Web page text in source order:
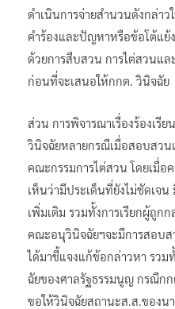
ดำเนินการจ่ายสำนวนดังกล่า
คำร้องและปัญหาหรือข้อโต้แย้
ด้วยการสืบสวน การไต่สวนแ
ก่อนที่จะเสนอให้กกต. วินิจฉัย
ส่วน การพิจารณาเรื่องร้องเรี
วินิจฉัยหลายกรณีเมื่อสอบสวน
คณะกรรมการไต่สวน โดยเมื่
เห็นว่ามีประเด็นที่ยังไม่ชัดเจ
เพิ่มเติม รวมทั้งการเรียกผู้ถูก
คณะอนุวินิจฉัยฯจะมีการสอบส
ได้มาชี้แจงแก้ข้อกล่าวหา รวม
ฉัยของศาลรัฐธรรมนูญ กรณีก
ขอให้วินิจฉัยสถานะส.ส.ของน